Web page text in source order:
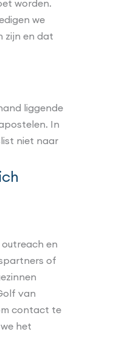
worden.
we
zijn en dat
liggende
In
niet naar
en
of
van
contact te
het